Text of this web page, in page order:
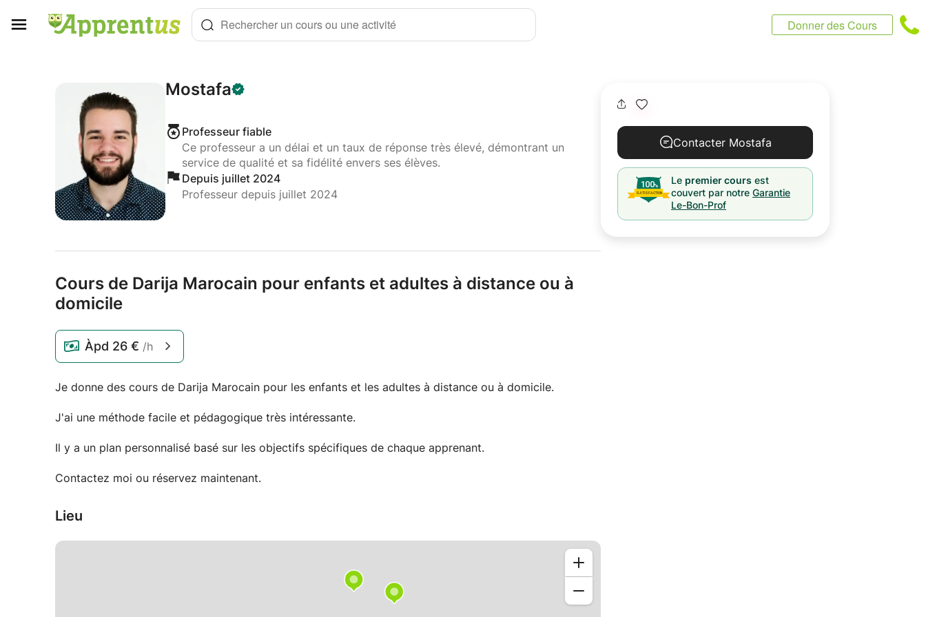
Rechercher un cours ou une activité Donner des Cours
Mostafa
Professeur fiable
Ce professeur a un délai et un taux de réponse très élevé, démontrant un
service de qualité et sa fidélité envers ses élèves.
Depuis juillet 2024
Professeur depuis juillet 2024
Cours de Darija Marocain pour enfants et adultes à distance ou à
domicile
Àpd 26 € /h
Je donne des cours de Darija Marocain pour les enfants et les adultes à distance ou à domicile.
J'ai une méthode facile et pédagogique très intéressante.
Il y a un plan personnalisé basé sur les objectifs spécifiques de chaque apprenant.
Contactez moi ou réservez maintenant.
Lieu
Contacter Mostafa
Le premier cours est
couvert par notre Garantie
Le-Bon-Prof